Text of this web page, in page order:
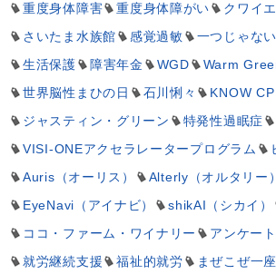
重度身体障害
重度身体障がい
クワイ
さいたま水族館
感覚過敏 一つじゃない
生活保護
障害年金 WGD
Warm
世界脳性まひの日
石川悧々 KNOW CP
ジャスティン・グリーン
特発性過眠症
VISI-ONEアクセラレータープログラム
Auris（オーリス）
Alterly（オルタリー）
EyeNavi（アイナビ）
shikAI（シカイ）
ココ・ファーム・ワイナリー
アンケー
就労継続支援
福祉的就労 まぜこぜ一座